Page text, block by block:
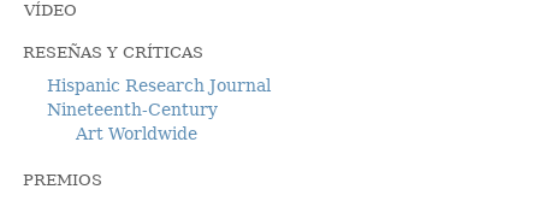
VÍDEO
RESEÑAS Y CRÍTICAS
Hispanic Research Journal
Nineteenth-Century
Art Worldwide
PREMIOS